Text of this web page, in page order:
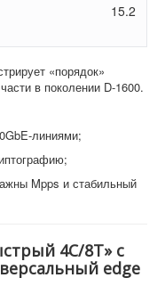
15.2
«порядок»
в поколении D-1600.
линиями;
Mpps и стабильный
4C/8T» с
edge